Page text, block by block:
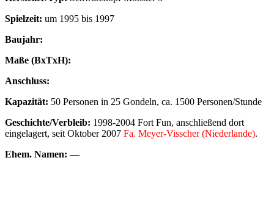
Spielzeit: um 1995 bis 1997
Baujahr:
Maße (BxTxH):
Anschluss:
Kapazität: 50 Personen in 25 Gondeln, ca. 1500 Personen/Stunde
Geschichte/Verbleib: 1998-2004 Fort Fun, anschließend dort
eingelagert, seit Oktober 2007 Fa. Meyer-Visscher (Niederlande).
Ehem. Namen: —